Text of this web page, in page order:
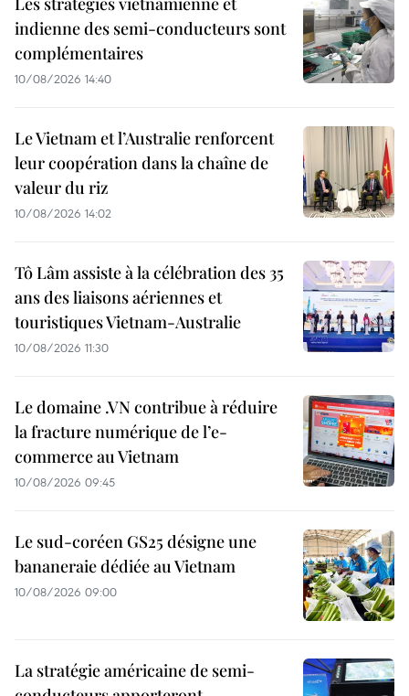
indienne des semi-conducteurs sont
complémentaires
10/08/2026 14:40
Le Vietnam et l’Australie renforcent
leur coopération dans la chaîne de
valeur du riz
10/08/2026 14:02
Tô Lâm assiste à la célébration des 35
ans des liaisons aériennes et
touristiques Vietnam-Australie
10/08/2026 11:30
Le domaine .VN contribue à réduire
la fracture numérique de l’e-
commerce au Vietnam
10/08/2026 09:45
Le sud-coréen GS25 désigne une
bananeraie dédiée au Vietnam
10/08/2026 09:00
La stratégie américaine de semi-